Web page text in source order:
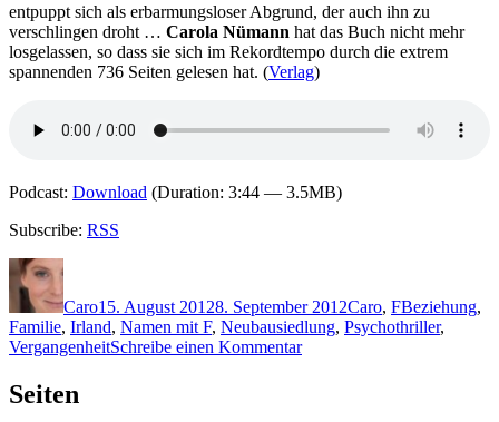
entpuppt sich als erbarmungsloser Abgrund, der auch ihn zu
verschlingen droht … Carola Nümann hat das Buch nicht mehr
losgelassen, so dass sie sich im Rekordtempo durch die extrem
spannenden 736 Seiten gelesen hat. (Verlag)
Podcast: Download (Duration: 3:44 — 3.5MB)
Subscribe: RSS
Autor
Caro15. August 20128. September 2012Caro, FBeziehung,
Familie, Irland, Namen mit F, Neubausiedlung, Psychothriller,
VergangenheitSchreibe einen Kommentarzu
Seiten